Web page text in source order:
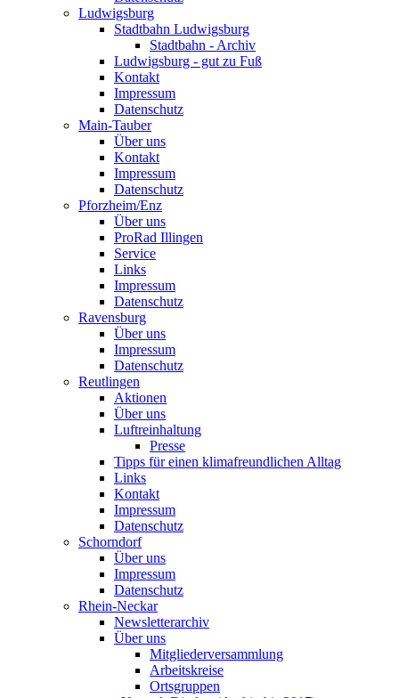
Ludwigsburg
Stadtbahn Ludwigsburg
Stadtbahn - Archiv
Ludwigsburg - gut zu Fuß
Kontakt
Impressum
Datenschutz
Main-Tauber
Über uns
Kontakt
Impressum
Datenschutz
Pforzheim/Enz
Über uns
ProRad Illingen
Service
Links
Impressum
Datenschutz
Ravensburg
Über uns
Impressum
Datenschutz
Reutlingen
Aktionen
Über uns
Luftreinhaltung
Presse
Tipps für einen klimafreundlichen Alltag
Links
Kontakt
Impressum
Datenschutz
Schorndorf
Über uns
Impressum
Datenschutz
Rhein-Neckar
Newsletterarchiv
Über uns
Mitgliederversammlung
Arbeitskreise
Ortsgruppen